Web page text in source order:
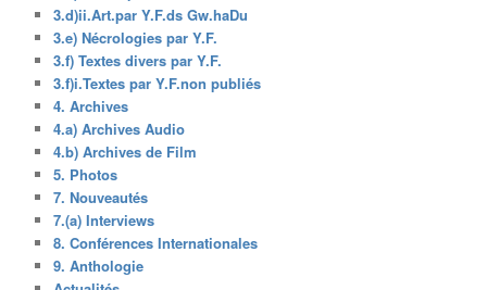
3.d)ii.Art.par Y.F.ds Gw.haDu
3.e) Nécrologies par Y.F.
3.f) Textes divers par Y.F.
3.f)i.Textes par Y.F.non publiés
4. Archives
4.a) Archives Audio
4.b) Archives de Film
5. Photos
7. Nouveautés
7.(a) Interviews
8. Conférences Internationales
9. Anthologie